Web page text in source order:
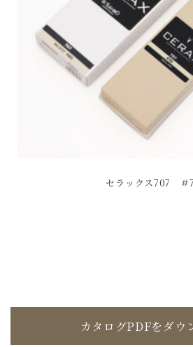
セラックス707 ＃
カタログPDFをダウ